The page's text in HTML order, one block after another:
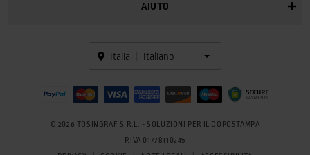
AIUTO
© 2026 TOSINGRAF S.R.L. - SOLUZIONI PER IL DOPOSTAMPA
P.IVA 01778110245
Italia Italiano